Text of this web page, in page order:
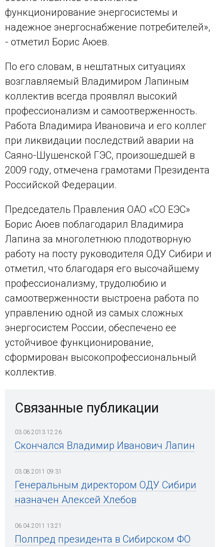
функционирование энергосистемы и
надежное энергоснабжение потребителей»,
- отметил Борис Аюев.
По его словам, в нештатных ситуациях
возглавляемый Владимиром Лапиным
коллектив всегда проявлял высокий
профессионализм и самоотверженность.
Работа Владимира Ивановича и его коллег
при ликвидации последствий аварии на
Саяно-Шушенской ГЭС, произошедшей в
2009 году, отмечена грамотами Президента
Российской Федерации.
Председатель Правления ОАО «СО ЕЭС»
Борис Аюев поблагодарил Владимира
Лапина за многолетнюю плодотворную
работу на посту руководителя ОДУ Сибири и
отметил, что благодаря его высочайшему
профессионализму, трудолюбию и
самоотверженности выстроена работа по
управлению одной из самых сложных
энергосистем России, обеспечено ее
устойчивое функционирование,
сформирован высокопрофессиональный
коллектив.
Связанные публикации
03.06.2013 12:26
Скончался Владимир Иванович Лапин
03.08.2011 09:31
Генеральным директором ОДУ Сибири
назначен Алексей Хлебов
06.04.2011 13:21
Полпред президента в Сибирском ФО